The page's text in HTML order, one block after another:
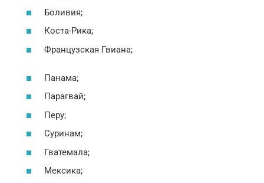
Боливия;
Коста-Рика;
Французская Гвиана;
Панама;
Парагвай;
Перу;
Суринам;
Гватемала;
Мексика;